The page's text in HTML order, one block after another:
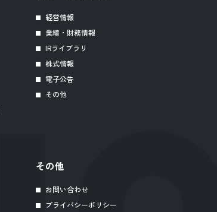
経営情報
業績・財務情報
IRライブラリ
株式情報
電子公告
その他
その他
お問い合わせ
プライバシーポリシー